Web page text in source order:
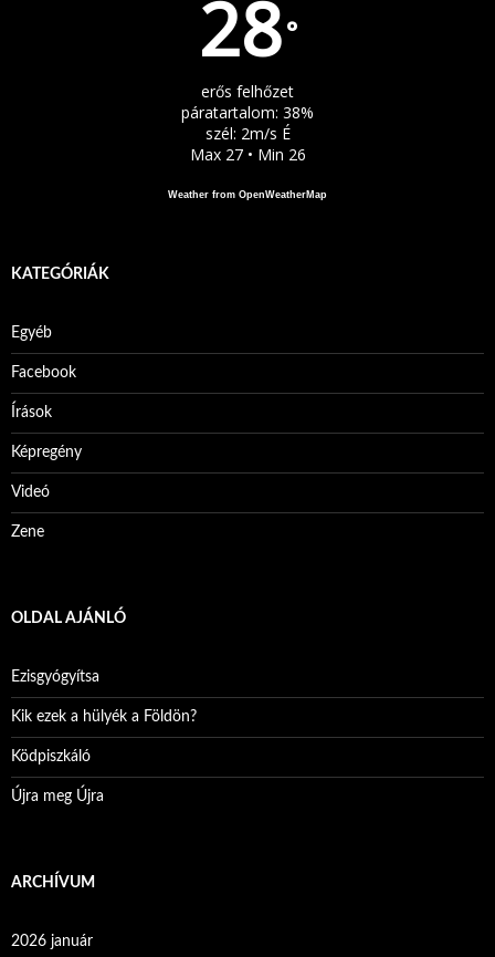
28°
erős felhőzet
páratartalom: 38%
szél: 2m/s É
Max 27 • Min 26
Weather from OpenWeatherMap
KATEGÓRIÁK
Egyéb
Facebook
Írások
Képregény
Videó
Zene
OLDAL AJÁNLÓ
Ezisgyógyítsa
Kik ezek a hülyék a Földön?
Ködpiszkáló
Újra meg Újra
ARCHÍVUM
2026 január